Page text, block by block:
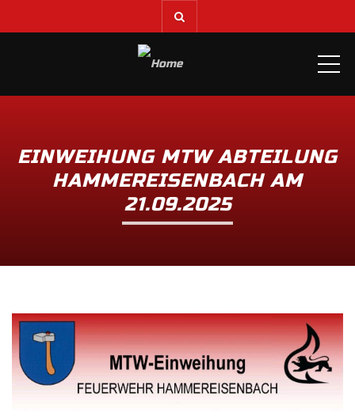
EINWEIHUNG MTW ABTEILUNG
HAMMEREISENBACH AM
21.09.2025